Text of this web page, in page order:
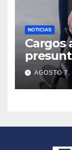
NOTICIAS
Cargos
AGOSTO